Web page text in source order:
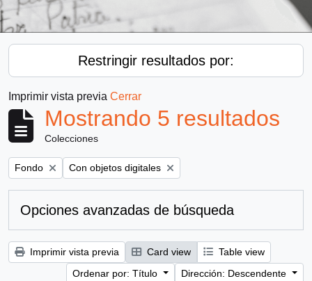
Restringir resultados por:
Imprimir vista previa Cerrar
Mostrando 5 resultados
Colecciones
Remove filter:
Fondo Remove filter:
Con objetos digitales
Opciones avanzadas de búsqueda
Imprimir vista previa Card view
Table view
Ordenar por: Título
Dirección: Descendente